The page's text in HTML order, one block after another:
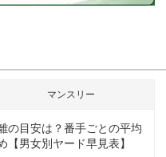
マンスリー
の目安は？番手ごとの平均
【男女別ヤード早見表】